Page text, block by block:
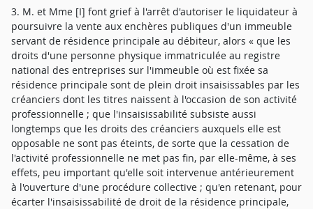
3. M. et Mme [I] font grief à l'arrêt d'autoriser le liquidateur à
poursuivre la vente aux enchères publiques d'un immeuble
servant de résidence principale au débiteur, alors « que les
droits d'une personne physique immatriculée au registre
national des entreprises sur l'immeuble où est fixée sa
résidence principale sont de plein droit insaisissables par les
créanciers dont les titres naissent à l'occasion de son activité
professionnelle ; que l'insaisissabilité subsiste aussi
longtemps que les droits des créanciers auxquels elle est
opposable ne sont pas éteints, de sorte que la cessation de
l'activité professionnelle ne met pas fin, par elle-même, à ses
effets, peu important qu'elle soit intervenue antérieurement
à l'ouverture d'une procédure collective ; qu'en retenant, pour
écarter l'insaisissabilité de droit de la résidence principale,